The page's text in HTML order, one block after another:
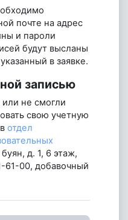
почте на адрес
и пароли
будут высланы
в заявке.
записью
не смогли
свою учетную
отдел
д. 1, 6 этаж,
61-00, добавочный